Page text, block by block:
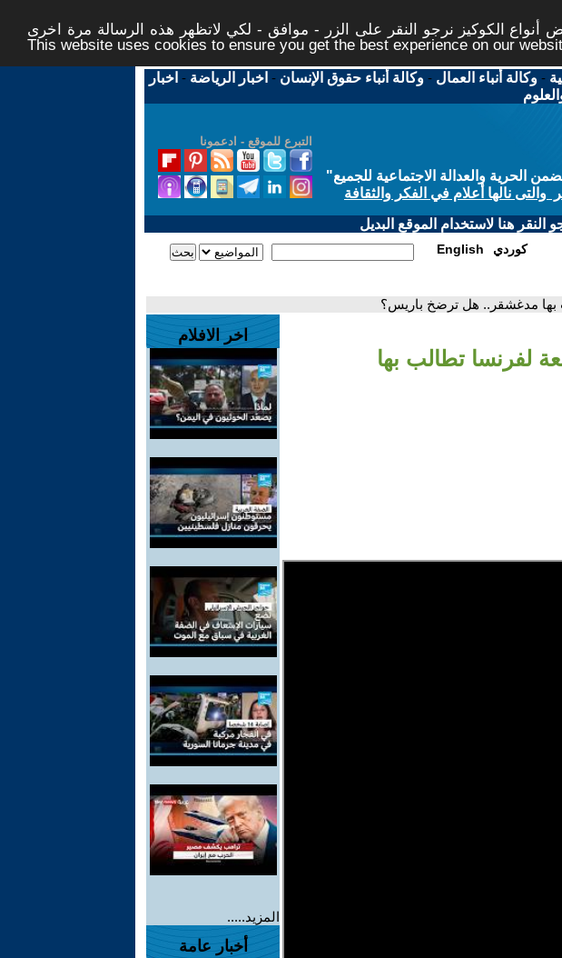
الكوكيز نرجو النقر على الزر - موافق - لكي لاتظهر هذه الرسالة مرة اخرى -
This website uses cookies to ensure you get the best experience on our
-وكالة أنباء العمال -وكالة أنباء حقوق الإنسان - اخبار الرياضة - اخبار
التبرع للموقع - ادعمونا
والعدالة الاجتماعية للجميع"
نالها أعلام في الفكر والثقافة
هنا لاستخدام الموقع البديل
English كوردي
بها مدغشقر.. هل ترضخ باريس؟
لفرنسا تطالب بها
اخر الافلام
المزيد.....
أخبار عامة